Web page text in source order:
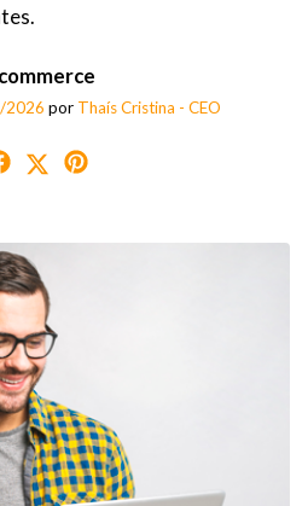
2026 por Thaís Cristina - CEO